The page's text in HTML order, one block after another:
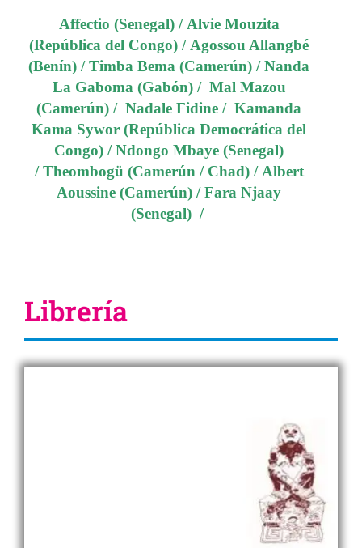
Affectio (Senegal)/ Alvie Mouzita
(República del Congo) / Agossou Allangbé
(Benín) /Timba Bema (Camerún) /Nanda
La Gaboma (Gabón) / Mal Mazou
(Camerún) / Nadale Fidine / Kamanda
Kama Sywor (República Democrática del
Congo) /Ndongo Mbaye (Senegal)
/Theombogü (Camerún / Chad)/ Albert
Aoussine (Camerún) /Fara Njaay
(Senegal) /
Librería